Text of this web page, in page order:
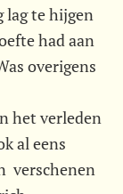
lag te hijgen
had aan
overigens
het verleden
al eens
verschenen